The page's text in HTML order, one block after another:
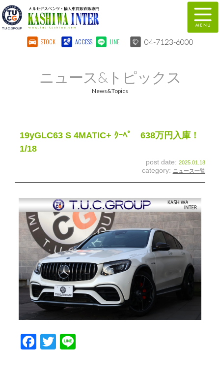
STOCK ACCESS LINE 04-7123-6000
特別作業
スタッフ紹介
会社概要 個人情報保護方針
スタッフブログ 納車情報
ホーム T.U.C.GROUP
ニュース&トピックス
News&Topics
19yGLC63 S 4MATIC+ ｸｰﾍﾟ 638万円入庫！
1/18
post date: 2025.01.18
category: ニュース一覧
Facebook
Twitter